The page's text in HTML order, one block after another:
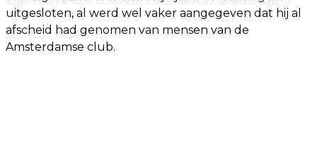
uitgesloten, al werd wel vaker aangegeven dat hij al
afscheid had genomen van mensen van de
Amsterdamse club.